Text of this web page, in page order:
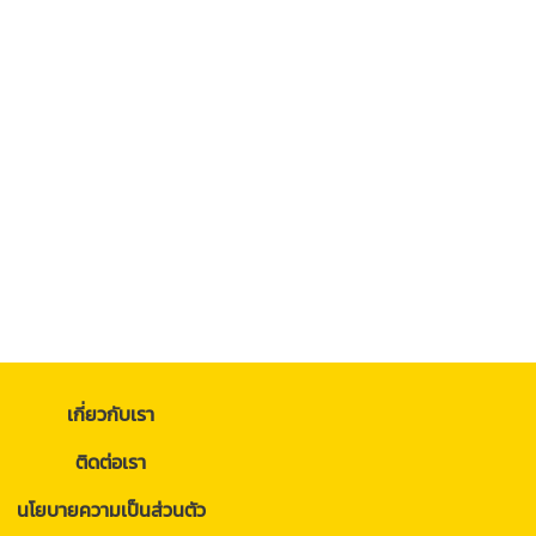
เกี่ยวกับเรา
ติดต่อเรา
นโยบายความเป็นส่วนตัว